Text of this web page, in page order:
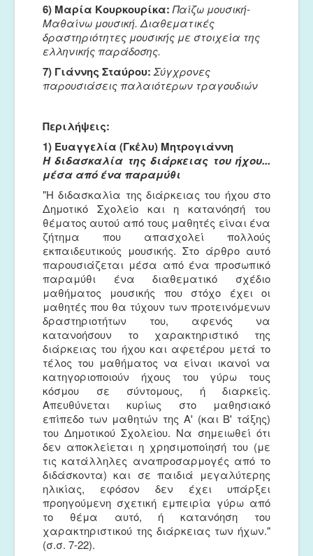
6) Μαρία Κουρκουρίκα:Παίζω μουσική-
Μαθαίνω μουσική. Διαθεματικές
δραστηριότητες μουσικής με στοιχεία της
ελληνικής παράδοσης.
7) Γιάννης Σταύρου: Σύγχρονες
παρουσιάσεις παλαιότερων τραγουδιών
Περιλήψεις:
1) Ευαγγελία (Γκέλυ) Μητρογιάννη
Η διδασκαλία της διάρκειας του ήχου...
μέσα από ένα παραμύθι
"Η διδασκαλία της διάρκειας του ήχου στο
Δημοτικό Σχολείο και η κατανόησή του
θέματος αυτού από τους μαθητές είναι ένα
ζήτημα που απασχολεί πολλούς
εκπαιδευτικούς μουσικής. Στο άρθρο αυτό
παρουσιάζεται μέσα από ένα προσωπικό
παραμύθι ένα διαθεματικό σχέδιο
μαθήματος μουσικής που στόχο έχει οι
μαθητές που θα τύχουν των προτεινόμενων
δραστηριοτήτων του, αφενός να
κατανοήσουν το χαρακτηριστικό της
διάρκειας του ήχου και αφετέρου μετά το
τέλος του μαθήματος να είναι ικανοί να
κατηγοριοποιούν ήχους του γύρω τους
κόσμου σε σύντομους, ή διαρκείς.
Απευθύνεται κυρίως στο μαθησιακό
επίπεδο των μαθητών της Α' (και Β' τάξης)
του Δημοτικού Σχολείου. Να σημειωθεί ότι
δεν αποκλείεται η χρησιμοποίησή του (με
τις κατάλληλες αναπροσαρμογές από το
διδάσκοντα) και σε παιδιά μεγαλύτερης
ηλικίας, εφόσον δεν έχει υπάρξει
προηγούμενη σχετική εμπειρία γύρω από
το θέμα αυτό, ή κατανόηση του
χαρακτηριστικού της διάρκειας των ήχων."
(σ.σ. 7-22).